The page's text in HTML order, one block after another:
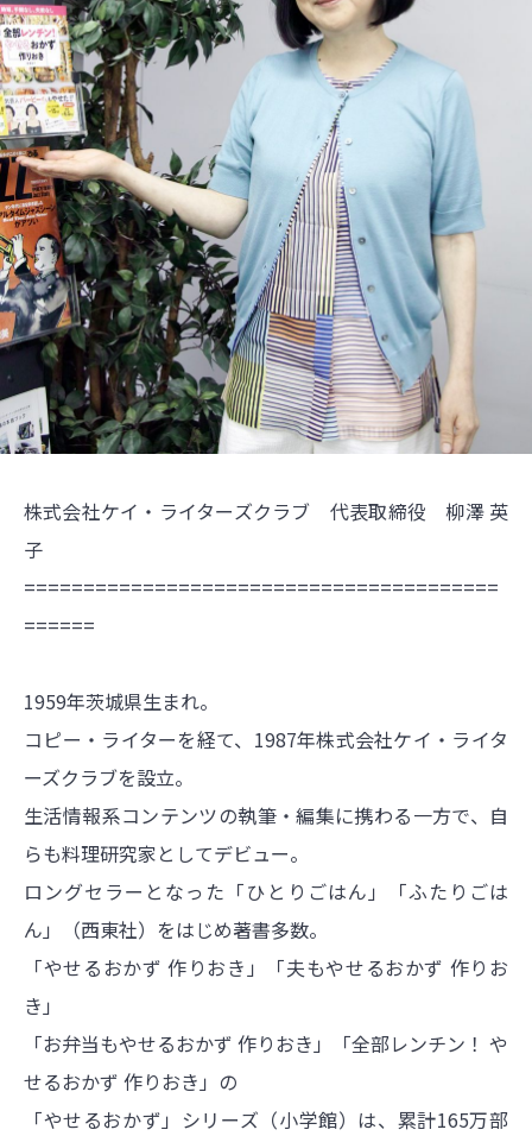
株式会社ケイ・ライターズクラブ 代表取締役 柳澤 英
子
========================================
======
1959年茨城県生まれ。
コピー・ライターを経て、1987年株式会社ケイ・ライタ
ーズクラブを設立。
生活情報系コンテンツの執筆・編集に携わる一方で、自
らも料理研究家としてデビュー。
ロングセラーとなった「ひとりごはん」「ふたりごは
ん」（西東社）をはじめ著書多数。
「やせるおかず 作りおき」「夫もやせるおかず 作りお
き」
「お弁当もやせるおかず 作りおき」「全部レンチン！ や
せるおかず 作りおき」の
「やせるおかず」シリーズ（小学館）は、累計165万部